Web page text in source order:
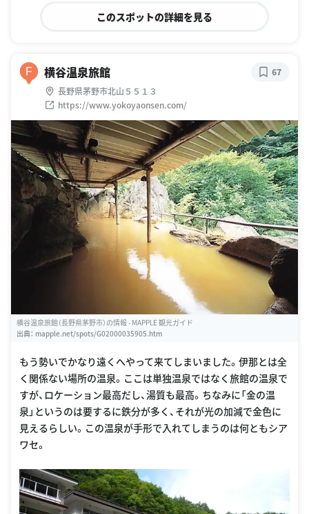
このスポットの詳細を見る
F 横谷温泉旅館
長野県茅野市北山５５１３
https://www.yokoyaonsen.com/
67
横谷温泉旅館（長野県茅野市）の情報 - MAPPLE 観光ガイド
出典： mapple.net/spots/G02000035905.htm
もう勢いでかなり遠くへやって来てしまいました。伊那とは全
く関係ない場所の温泉。ここは単独温泉ではなく旅館の温泉で
すが、ロケーション最高だし、湯質も最高。ちなみに「金の温
泉」というのは要するに鉄分が多く、それが光の加減で金色に
見えるらしい。この温泉が手形で入れてしまうのは何ともシア
ワセ。